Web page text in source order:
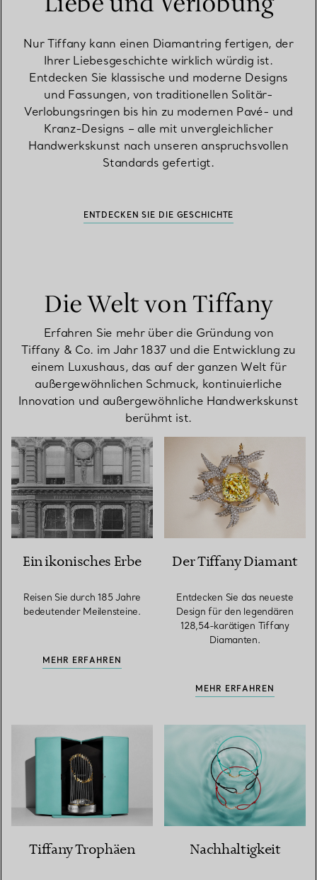
Nur Tiffany kann einen Diamantring fertigen, der
Ihrer Liebesgeschichte wirklich würdig ist.
Entdecken Sie klassische und moderne Designs
und Fassungen, von traditionellen Solitär-
Verlobungsringen bis hin zu modernen Pavé- und
Kranz-Designs – alle mit unvergleichlicher
Handwerkskunst nach unseren anspruchsvollen
Standards gefertigt.
ENTDECKEN SIE DIE GESCHICHTE
Die Welt von Tiffany
Erfahren Sie mehr über die Gründung von
Tiffany & Co. im Jahr 1837 und die Entwicklung zu
einem Luxushaus, das auf der ganzen Welt für
außergewöhnlichen Schmuck, kontinuierliche
Innovation und außergewöhnliche Handwerkskunst
berühmt ist.
Ein ikonisches Erbe
Reisen Sie durch 185 Jahre
bedeutender Meilensteine.
MEHR ERFAHREN
Der Tiffany Diamant
Entdecken Sie das neueste
Design für den legendären
128,54-karätigen Tiffany
Diamanten.
MEHR ERFAHREN
Tiffany Trophäen Nachhaltigkeit